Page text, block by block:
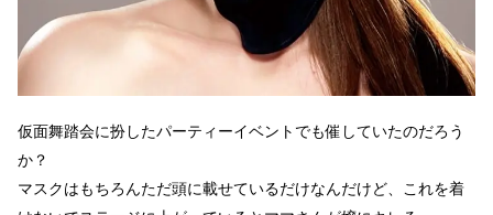
仮面舞踏会に扮したパーティーイベントでも催していたのだろう
か？
マスクはもちろんただ頭に載せているだけなんだけど、これを着